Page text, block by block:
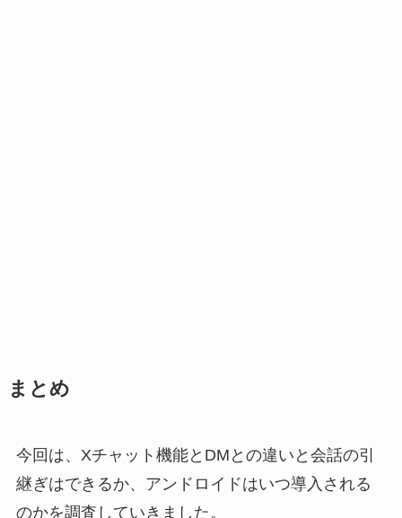
まとめ
今回は、Xチャット機能とDMとの違いと会話の引
継ぎはできるか、アンドロイドはいつ導入される
のかを調査していきました。